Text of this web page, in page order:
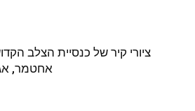
ציורי קיר של כנסיית הצלב
אחטמר,